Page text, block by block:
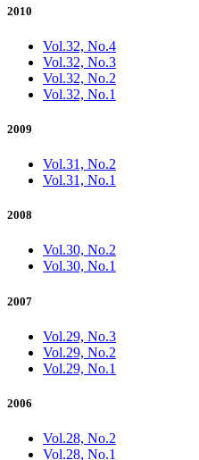
2010
Vol.32, No.4
Vol.32, No.3
Vol.32, No.2
Vol.32, No.1
2009
Vol.31, No.2
Vol.31, No.1
2008
Vol.30, No.2
Vol.30, No.1
2007
Vol.29, No.3
Vol.29, No.2
Vol.29, No.1
2006
Vol.28, No.2
Vol.28, No.1